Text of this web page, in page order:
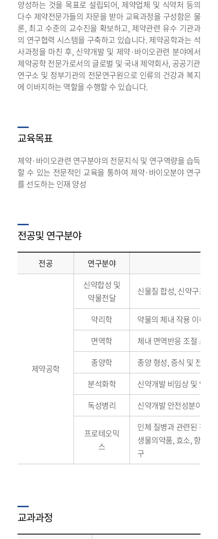
양성하는 것을 목표로 설립되어, 제약업체 및 식약처 등의
다수 제약전문가들의 자문을 받아 교육과정을 구성함은 물
론, 최고 수준의 교수진을 확보하고, 제약관련 유수 기관과
의 연구협력 시스템을 구축하고 있습니다. 제약공학과는 석
사과정을 마친 후, 신약개발 및 제약·바이오관련 분야에서
제약공학 전문가로서의 글로벌 및 국내 제약회사, 공공기관
연구소 및 정부기관의 전문연구원으로 인류의 건강과 복지
에 이바지하는 역할을 수행할 수 있습니다.
교육목표
제약·바이오관련 연구분야의 전문지식 및 연구역량을 습득
할 수 있는 전문적인 교육을 통하여 제약·바이오분야 연구
를 선도하는 인재 양성
전공및 연구분야
전공 연구분야
제약공학
신약합성 및
약물전달
신물질 합성, 신약구조
약리학
약물의 체내 작용 이해
면역학
체내 면역반응 조절 소재
종양학
종양 형성, 증식 및 전이
분석화학
신약개발 비임상 및 임상
독성병리
신약개발 안전성분야의
프로테오믹
스
인체 질병과 관련된 진단
생물의약품, 효소, 항생
구
교과과정